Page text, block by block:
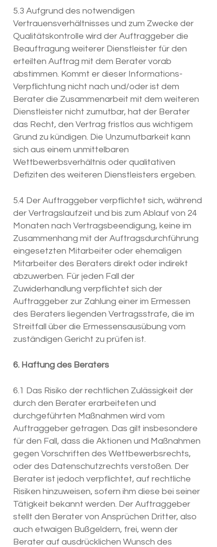
5.3 Aufgrund des notwendigen
Vertrauensverhältnisses und zum Zwecke der
Qualitätskontrolle wird der Auftraggeber die
Beauftragung weiterer Dienstleister für den
erteilten Auftrag mit dem Berater vorab
abstimmen. Kommt er dieser Informations-
Verpflichtung nicht nach und/oder ist dem
Berater die Zusammenarbeit mit dem weiteren
Dienstleister nicht zumutbar, hat der Berater
das Recht, den Vertrag fristlos aus wichtigem
Grund zu kündigen. Die Unzumutbarkeit kann
sich aus einem unmittelbaren
Wettbewerbsverhältnis oder qualitativen
Defiziten des weiteren Dienstleisters ergeben.
5.4 Der Auftraggeber verpflichtet sich, während
der Vertragslaufzeit und bis zum Ablauf von 24
Monaten nach Vertragsbeendigung, keine im
Zusammenhang mit der Auftragsdurchführung
eingesetzten Mitarbeiter oder ehemaligen
Mitarbeiter des Beraters direkt oder indirekt
abzuwerben. Für jeden Fall der
Zuwiderhandlung verpflichtet sich der
Auftraggeber zur Zahlung einer im Ermessen
des Beraters liegenden Vertragsstrafe, die im
Streitfall über die Ermessensausübung vom
zuständigen Gericht zu prüfen ist.
6. Haftung des Beraters
6.1 Das Risiko der rechtlichen Zulässigkeit der
durch den Berater erarbeiteten und
durchgeführten Maßnahmen wird vom
Auftraggeber getragen. Das gilt insbesondere
für den Fall, dass die Aktionen und Maßnahmen
gegen Vorschriften des Wettbewerbsrechts,
oder des Datenschutzrechts verstoßen. Der
Berater ist jedoch verpflichtet, auf rechtliche
Risiken hinzuweisen, sofern ihm diese bei seiner
Tätigkeit bekannt werden. Der Auftraggeber
stellt den Berater von Ansprüchen Dritter, also
auch etwaigen Bußgeldern, frei, wenn der
Berater auf ausdrücklichen Wunsch des